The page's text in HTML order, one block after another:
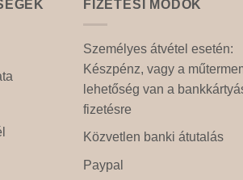
FIZETÉSI MÓDOK
Személyes átvétel esetén:
Készpénz, vagy a
lehetőség van a
fizetésre
Közvetlen banki átutalás
Paypal